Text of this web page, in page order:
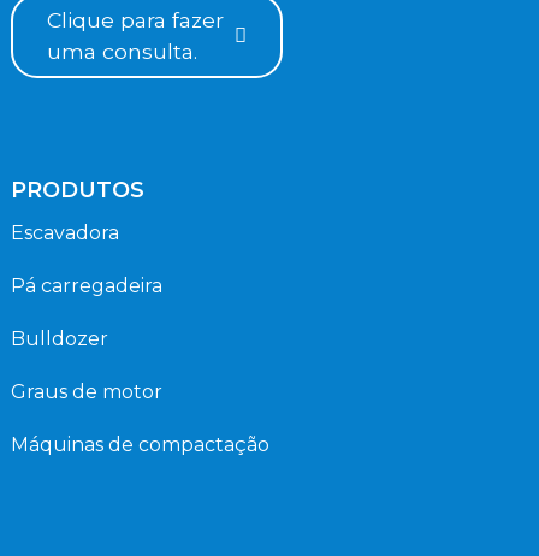
Clique para fazer
uma consulta.
PRODUTOS
Escavadora
Pá carregadeira
Bulldozer
Graus de motor
Máquinas de compactação